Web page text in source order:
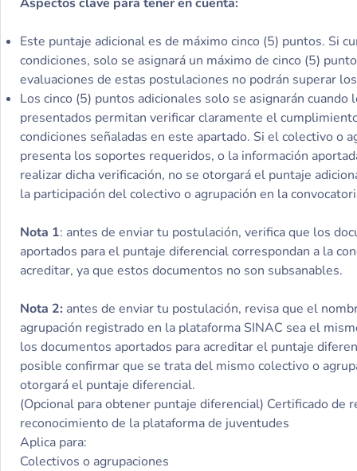
Este puntaje adicional es de máximo cinco (5) puntos. Si
condiciones, solo se asignará un máximo de cinco (5)
evaluaciones de estas postulaciones no podrán superar
Los cinco (5) puntos adicionales solo se asignarán cuando
presentados permitan verificar claramente el
condiciones señaladas en este apartado. Si el colectivo o
presenta los soportes requeridos, o la información
realizar dicha verificación, no se otorgará el puntaje
la participación del colectivo o agrupación en la
Nota 1: antes de enviar tu postulación, verifica que los
aportados para el puntaje diferencial correspondan a la
acreditar, ya que estos documentos no son subsanables.
Nota 2: antes de enviar tu postulación, revisa que el
agrupación registrado en la plataforma SINAC sea el
los documentos aportados para acreditar el puntaje
posible confirmar que se trata del mismo colectivo o
otorgará el puntaje diferencial.
(Opcional para obtener puntaje diferencial) Certificado de
reconocimiento de la plataforma de juventudes
Aplica para:
Colectivos o agrupaciones